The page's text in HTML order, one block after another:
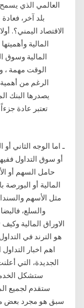
العالمي الذي
بلد آخر،
الاقتصاد اليمني؟.
المالية
المالية وسوق
الوقت مهمة ،
الرغم من
يصدرها البنك
تعتبر عادة
ـ اما الوجه الثاني
أو سوق التداول
حامل السهم أو
المالية أو
مثل الأسهم
والسلع،
هو الترند في
اهم اخبار
الجديدة، التي
ستشكل
ستقدم لجميع
سبق هو مجرد بعض